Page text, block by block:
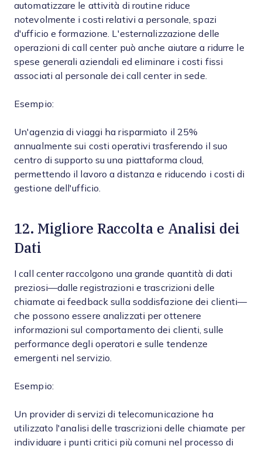
automatizzare le attività di routine riduce
notevolmente i costi relativi a personale, spazi
d'ufficio e formazione. L'esternalizzazione delle
operazioni di call center può anche aiutare a ridurre le
spese generali aziendali ed eliminare i costi fissi
associati al personale dei call center in sede.
Esempio:
Un'agenzia di viaggi ha risparmiato il 25%
annualmente sui costi operativi trasferendo il suo
centro di supporto su una piattaforma cloud,
permettendo il lavoro a distanza e riducendo i costi di
gestione dell'ufficio.
12. Migliore Raccolta e Analisi dei
Dati
I call center raccolgono una grande quantità di dati
preziosi—dalle registrazioni e trascrizioni delle
chiamate ai feedback sulla soddisfazione dei clienti—
che possono essere analizzati per ottenere
informazioni sul comportamento dei clienti, sulle
performance degli operatori e sulle tendenze
emergenti nel servizio.
Esempio:
Un provider di servizi di telecomunicazione ha
utilizzato l'analisi delle trascrizioni delle chiamate per
individuare i punti critici più comuni nel processo di